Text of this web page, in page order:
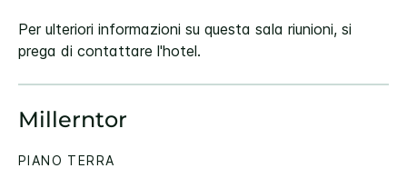
Per ulteriori informazioni su questa sala riunioni, si
prega di contattare l'hotel.
Millerntor
PIANO TERRA